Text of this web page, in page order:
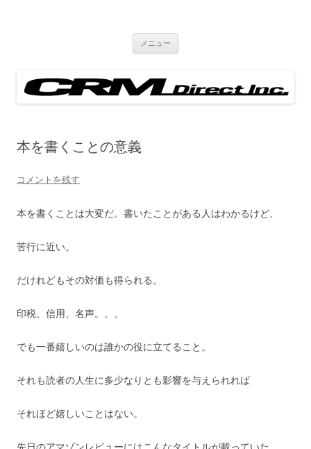
メニュー
へ
ス
キ
本を書くことの意義
コメントを残す
本を書くことは大変だ。書いたことがある人はわかるけど、
苦行に近い。
だけれどもその対価も得られる。
印税、信用、名声。。。
でも一番嬉しいのは誰かの役に立てること。
それも読者の人生に多少なりとも影響を与えられれば
それほど嬉しいことはない。
先日のアマゾンレビューにはこんなタイトルが載っていた。